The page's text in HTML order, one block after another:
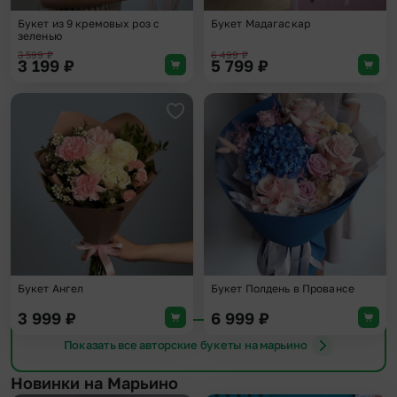
Букет из 9 кремовых роз с
зеленью
3 599₽
3 199 ₽
Букет Мадагаскар
6 499₽
5 799 ₽
Добавить в избранное
Букет Ангел
3 999 ₽
Букет Полдень в Провансе
6 999 ₽
Показать все авторские букеты на марьино
Новинки на Марьино